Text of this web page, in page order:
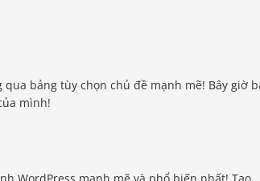
bảng tùy chọn chủ đề mạnh mẽ! Bây giờ
mình!